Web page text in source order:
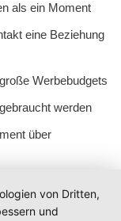
als ein Moment
eine Beziehung
Werbebudgets
werden
über
von Dritten,
und